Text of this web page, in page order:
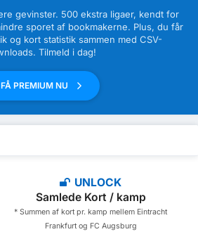
gevinster. 500 ekstra ligaer, kendt for
sporet af bookmakerne. Plus, du får
og kort statistik sammen med CSV-
Tilmeld i dag!
FÅ PREMIUM NU
UNLOCK
Samlede Kort / kamp
* Summen af ​​kort pr. kamp mellem Eintracht
Frankfurt og FC Augsburg